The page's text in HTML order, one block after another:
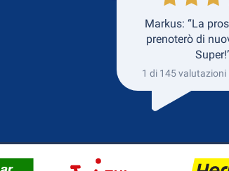
Markus: “La
prenoterò di
1 di 145 valutazioni